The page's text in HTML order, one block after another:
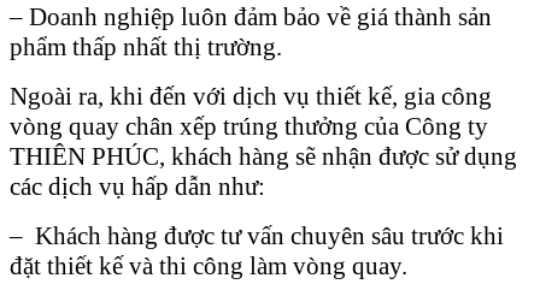
– Doanh nghiệp luôn đảm bảo về giá thành sản
phẩm thấp nhất thị trường.
Ngoài ra, khi đến với dịch vụ thiết kế, gia công
vòng quay chân xếp trúng thưởng của Công ty
THIÊN PHÚC, khách hàng sẽ nhận được sử dụng
các dịch vụ hấp dẫn như:
– Khách hàng được tư vấn chuyên sâu trước khi
đặt thiết kế và thi công làm vòng quay.